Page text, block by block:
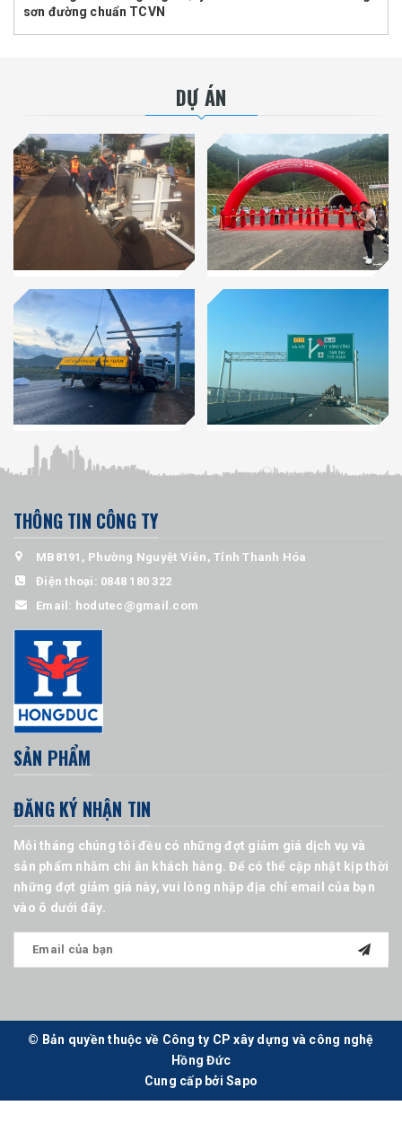
sơn đường chuẩn TCVN
DỰ ÁN
THÔNG TIN CÔNG TY
MB8191, Phường Nguyệt Viên, Tỉnh Thanh Hóa
Điện thoại: 0848 180 322
Email: hodutec@gmail.com
SẢN PHẨM
ĐĂNG KÝ NHẬN TIN
Mỗi tháng chúng tôi đều có những đợt giảm giá dịch vụ và
sản phẩm nhằm chi ân khách hàng. Để có thể cập nhật kịp thời
những đợt giảm giá này, vui lòng nhập địa chỉ email của bạn
vào ô dưới đây.
© Bản quyền thuộc về Công ty CP xây dựng và công nghệ
Hồng Đức
Cung cấp bởiSapo